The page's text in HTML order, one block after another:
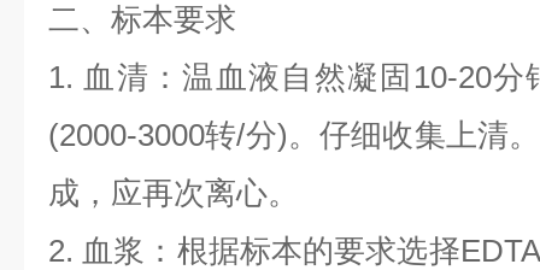
二、标本要求
1. 血清：温血液自然凝固 10-20分
(2000-3000转/分)。仔细收集上清
成，应再次离心。
2. 血浆：根据标本的要求选择EDTA